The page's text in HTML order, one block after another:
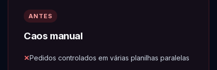
ANTES
Caos manual
Pedidos controlados em várias planilhas paralelas